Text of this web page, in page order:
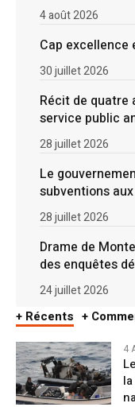
4 août 2026
Cap excellence
30 juillet 2026
Récit de quatre
service public
28 juillet 2026
Le
subventions
28 juillet 2026
Drame de
des enquêtes
24 juillet 2026
+ Récents +
4